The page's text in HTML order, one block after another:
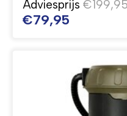
Adviesprijs €199,95
€79,95